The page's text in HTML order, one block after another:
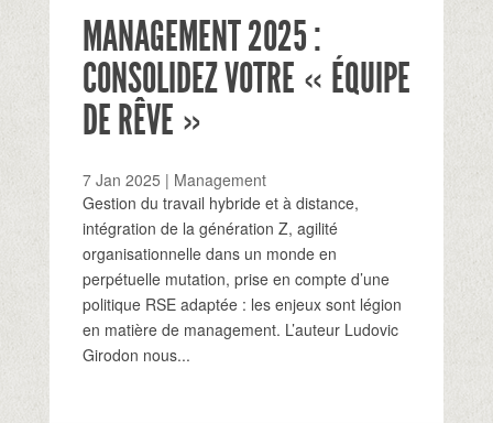
MANAGEMENT 2025 :
CONSOLIDEZ VOTRE « ÉQUIPE
DE RÊVE »
7 Jan 2025 | Management
Gestion du travail hybride et à distance,
intégration de la génération Z, agilité
organisationnelle dans un monde en
perpétuelle mutation, prise en compte d’une
politique RSE adaptée : les enjeux sont légion
en matière de management. L’auteur Ludovic
Girodon nous...